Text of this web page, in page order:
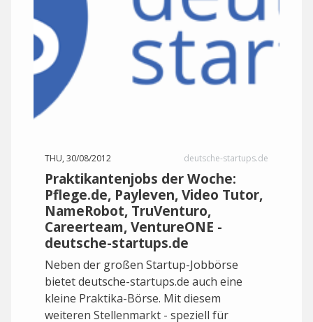
THU, 30/08/2012 deutsche-startups.de
Praktikantenjobs der Woche:
Pflege.de, Payleven, Video Tutor,
NameRobot, TruVenturo,
Careerteam, VentureONE -
deutsche-startups.de
Neben der großen Startup-Jobbörse
bietet deutsche-startups.de auch eine
kleine Praktika-Börse. Mit diesem
weiteren Stellenmarkt - speziell für